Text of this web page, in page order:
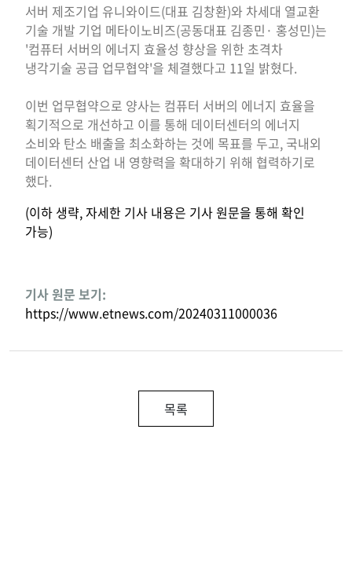
서버 제조기업 유니와이드(대표 김창환)와 차세대 열교환
기술 개발 기업 메타이노비즈(공동대표 김종민· 홍성민)는
'컴퓨터 서버의 에너지 효율성 향상을 위한 초격차
냉각기술 공급 업무협약'을 체결했다고 11일 밝혔다.
이번 업무협약으로 양사는 컴퓨터 서버의 에너지 효율을
획기적으로 개선하고 이를 통해 데이터센터의 에너지
소비와 탄소 배출을 최소화하는 것에 목표를 두고, 국내외
데이터센터 산업 내 영향력을 확대하기 위해 협력하기로
했다.
(이하 생략, 자세한 기사 내용은 기사 원문을 통해 확인
가능)
기사 원문 보기:
https://www.etnews.com/20240311000036
목록